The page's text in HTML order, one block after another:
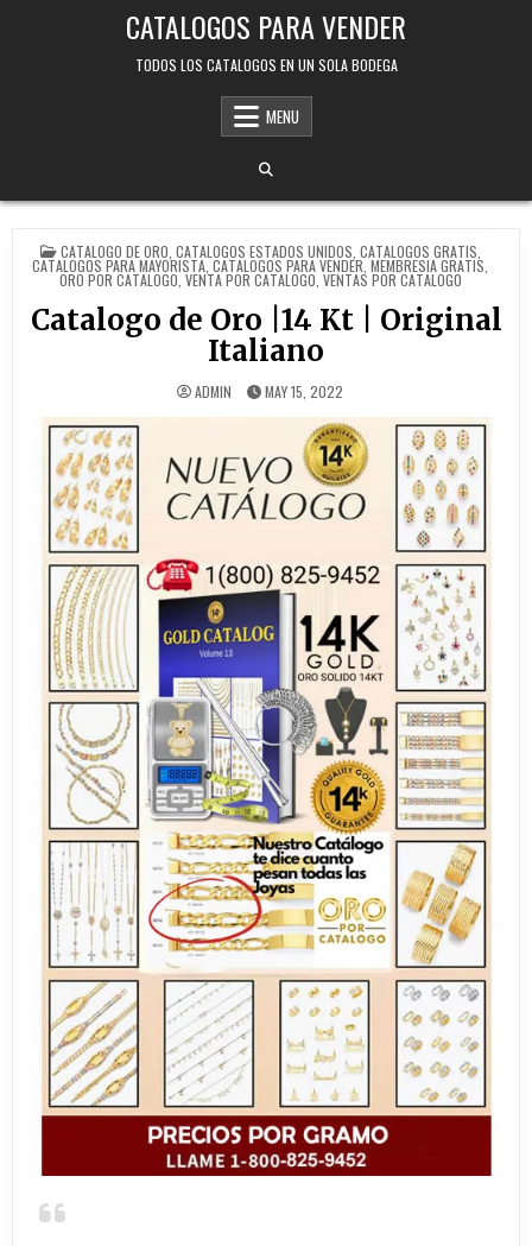
CATALOGOS PARA VENDER
TODOS LOS CATALOGOS EN UN SOLA BODEGA
MENU
POSTED
IN
CATALOGO DE ORO CATALOGOS ESTADOS UNIDOS CATALOGOS GRATIS
CATALOGOS PARA MAYORISTA CATALOGOS PARA VENDER MEMBRESIA GRATIS
ORO POR CATALOGO VENTA POR CATALOGO VENTAS POR CATALOGO
Catalogo de Oro |14 Kt | Original
Italiano
ADMIN MAY 15, 2022